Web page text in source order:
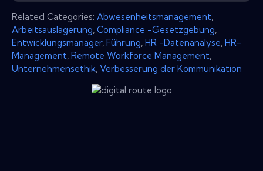
Related Categories: Abwesenheitsmanagement
Arbeitsauslagerung Compliance -Gesetzgebung
Entwicklungsmanager, Führung HR -Datenanalyse HR-
Management Remote Workforce Management
Unternehmensethik Verbesserung der Kommunikation